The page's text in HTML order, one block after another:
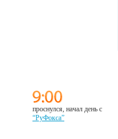
проснулся, начал день с
“РуФокса”